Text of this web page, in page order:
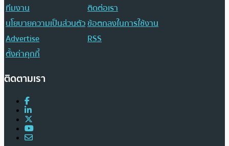
ทีมงาน
ติดต่อเรา
นโยบายความเป็นส่วนตัวข้อตกลงในการใช้งาน
Advertise
RSS
ตั้งค่าคุกกี้
ติดตามเรา